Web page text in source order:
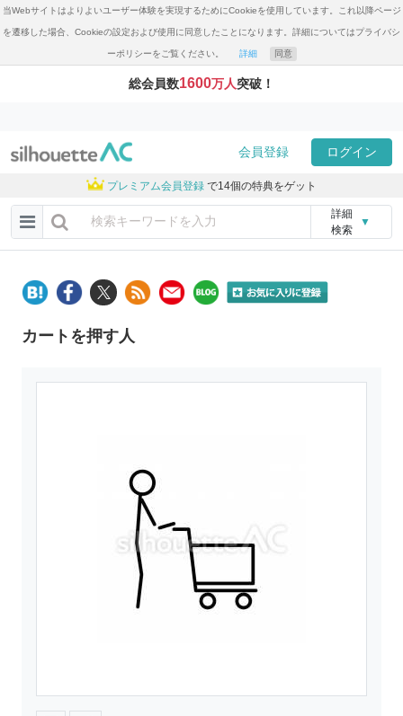
当Webサイトはよりよいユーザー体験を実現するためにCookieを使用しています。これ以降ページ
を遷移した場合、Cookieの設定および使用に同意したことになります。詳細についてはプライバシ
ーポリシーをご覧ください。 詳細 同意
総会員数1600万人突破！
会員登録 ログイン
プレミアム会員登録 で14個の特典をゲット
詳細
検索
▼
カートを押す人